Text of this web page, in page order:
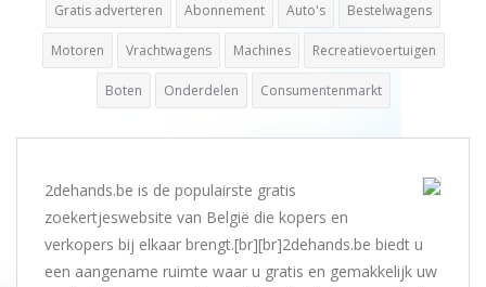
Gratis adverteren Abonnement Auto's Bestelwagens
Motoren Vrachtwagens Machines Recreatievoertuigen
Boten Onderdelen Consumentenmarkt
2dehands.be is de populairste gratis
zoekertjeswebsite van België die kopers en
verkopers bij elkaar brengt.[br][br]2dehands.be biedt u
een aangename ruimte waar u gratis en gemakkelijk uw